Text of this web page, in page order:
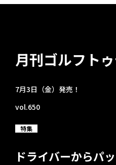
月刊ゴルフト
7月3日（金）発売！
vol.650
特集
ドライバーからパ